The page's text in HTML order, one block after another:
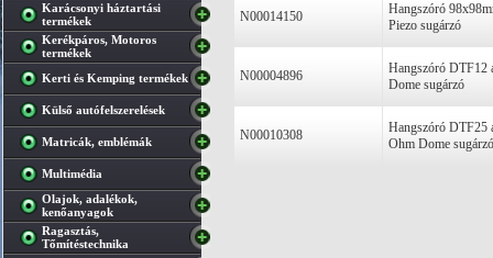
Karácsonyi háztartási
termékek
Kerékpáros, Motoros
termékek
Kerti és Kemping termékek
Külső autófelszerelések
Matricák, emblémák
Multimédia
Olajok, adalékok,
kenőanyagok
Ragasztás,
Tőmítéstechnika
N00014150
Hangszóró
Piezo sugárzó
N00004896
Hangszóró DTF12
Dome sugárzó
N00010308
Hangszóró DTF25
Ohm Dome